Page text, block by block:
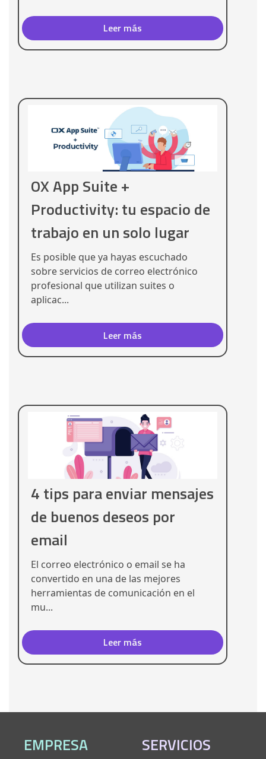
Leer más
OX App Suite +
Productivity: tu espacio de
trabajo en un solo lugar
Es posible que ya hayas escuchado
sobre servicios de correo electrónico
profesional que utilizan suites o
aplicac...
Leer más
4 tips para enviar mensajes
de buenos deseos por
email
El correo electrónico o email se ha
convertido en una de las mejores
herramientas de comunicación en el
mu...
Leer más
EMPRESA SERVICIOS